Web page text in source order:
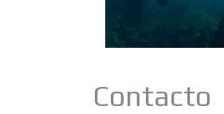
Contacto